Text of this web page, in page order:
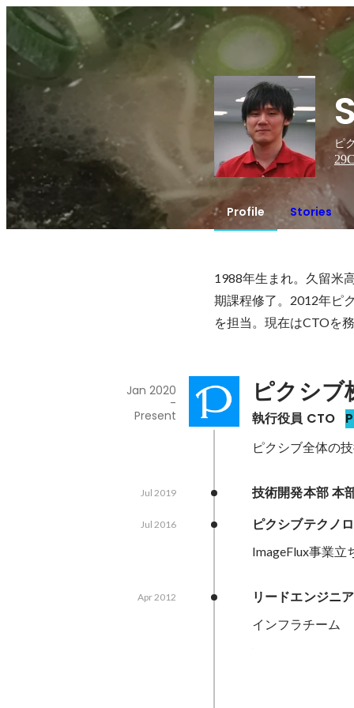
ピ
29
Profile Stories
1988年生まれ。久留米
期課程修了。2012年ピ
を担当。現在はCTOを
ピクシブ
執行役員 CTO
Jan 2020
-
Present
ピクシブ全体の
技術開発本部 本
Jul 2019
ピクシブテクノ
Jul 2016
ImageFlux事業立
リードエンジニア
Apr 2012